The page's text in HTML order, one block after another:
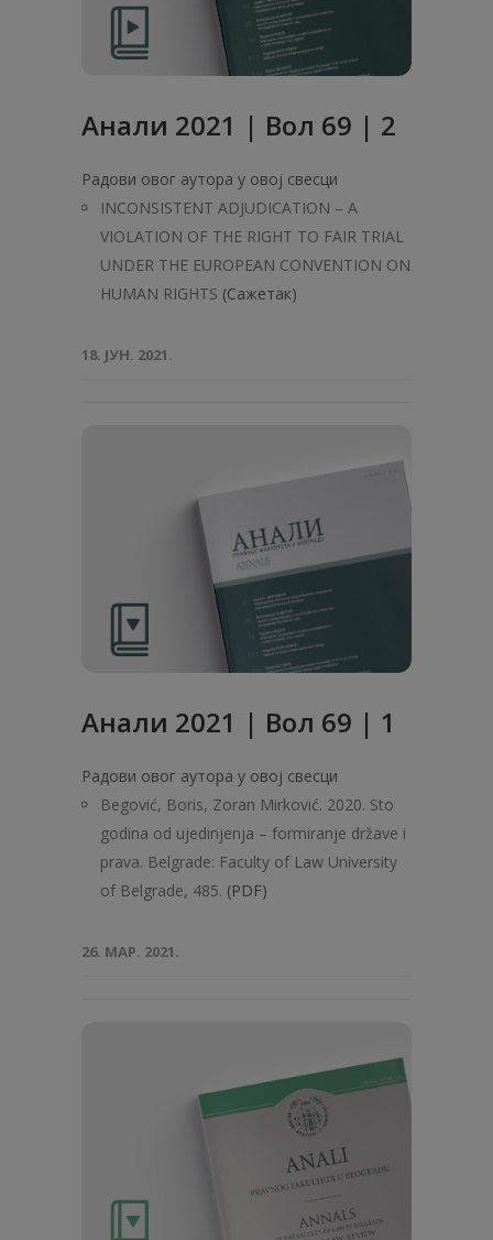
Анали 2021 | Вол 69 | 2
Радови овог аутора у овој свесци
INCONSISTENT ADJUDICATION – A
VIOLATION OF THE RIGHT TO FAIR TRIAL
UNDER THE EUROPEAN CONVENTION ON
HUMAN RIGHTS (Сажетак)
18. ЈУН. 2021.
Анали 2021 | Вол 69 | 1
Радови овог аутора у овој свесци
Begović, Boris, Zoran Mirković. 2020. Sto
godina od ujedinjenja – formiranje države i
prava. Belgrade: Faculty of Law University
of Belgrade, 485. (PDF)
26. МАР. 2021.